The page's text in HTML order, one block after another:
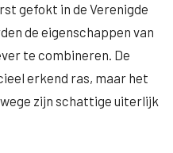
gefokt in de Verenigde
de eigenschappen van
te combineren. De
erkend ras, maar het
zijn schattige uiterlijk